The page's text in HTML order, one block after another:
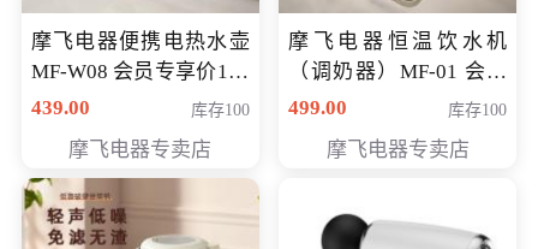
摩飞电器便携电热水壶
MF-W08 会员专享价198
元
439.00 库存100
摩飞电器专卖店
摩飞电器恒温饮水机
（调奶器）MF-01 会员
专享价366元
499.00 库存100
摩飞电器专卖店